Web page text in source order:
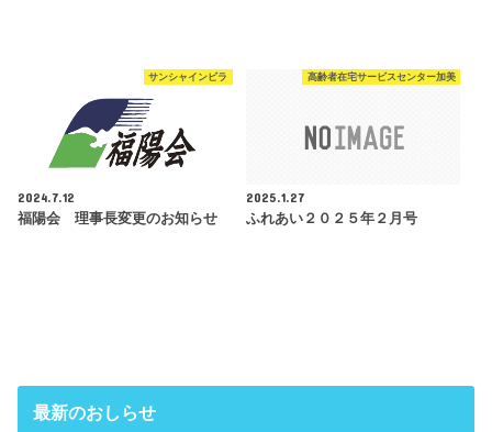
サンシャインビラ
2024.7.12
福陽会 理事長変更のお知らせ
高齢者在宅サービスセンター加美
2025.1.27
ふれあい２０２５年２月号
最新のおしらせ